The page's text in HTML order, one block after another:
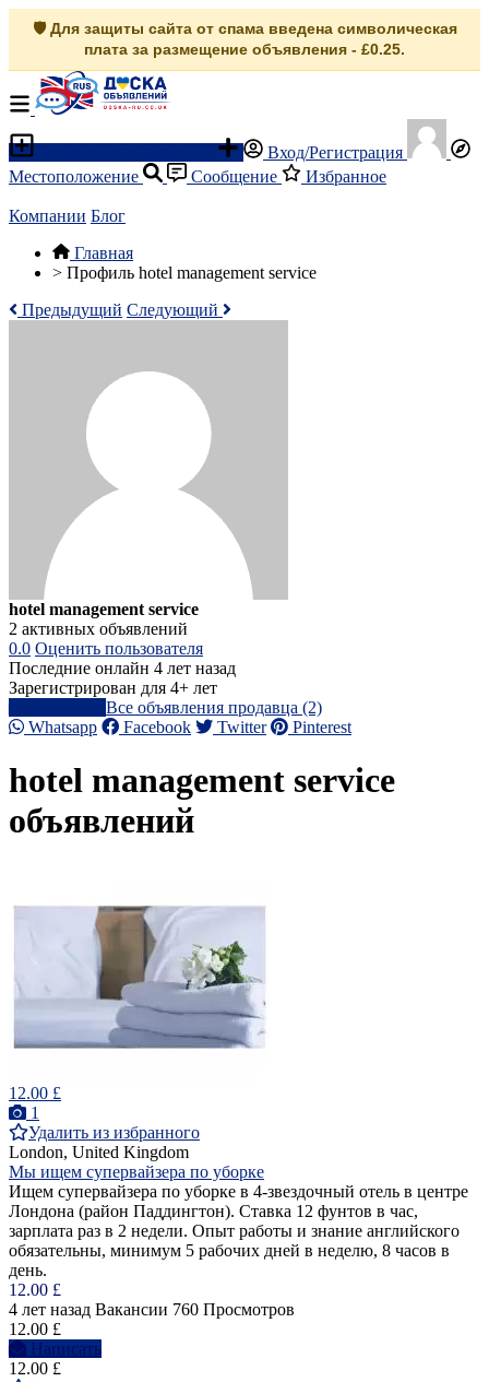
🛡️ Для защиты сайта от спама введена символическая
плата за размещение объявления - £0.25.
Вход/Регистрация
Местоположение
Сообщение Избранное
Компании Блог
Главная
> Профиль hotel management service
Предыдущий Следующий
hotel management service
2 активных объявлений
0.0 Оценить пользователя
Последние онлайн 4 лет назад
Зарегистрирован для 4+ лет
Все объявления продавца (2)
Whatsapp
Facebook Twitter Pinterest
hotel management service
объявлений
12.00 £
1
Удалить из избранного
London, United Kingdom
Мы ищем супервайзера по уборке
Ищем супервайзера по уборке в 4-звездочный отель в центре
Лондона (район Паддингтон). Ставка 12 фунтов в час,
зарплата раз в 2 недели. Опыт работы и знание английского
обязательны, минимум 5 рабочих дней в неделю, 8 часов в
день.
12.00 £
4 лет назад Вакансии 760 Просмотров
12.00 £
Написать
12.00 £